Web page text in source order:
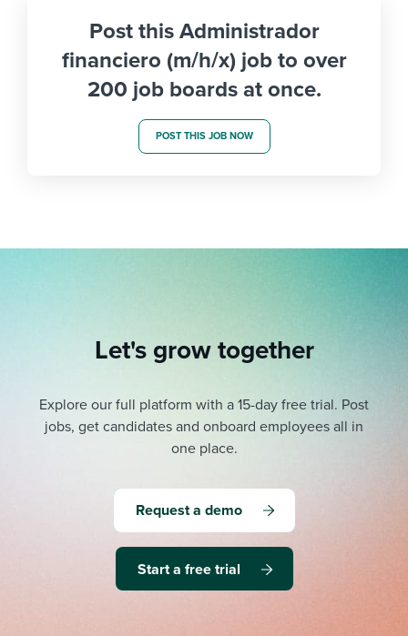
Post this Administrador
financiero (m/h/x) job to over
200 job boards at once.
POST THIS JOB NOW
Let's grow together
Explore our full platform with a 15-day free trial. Post
jobs, get candidates and onboard employees all in
one place.
Request a demo
Start a free trial